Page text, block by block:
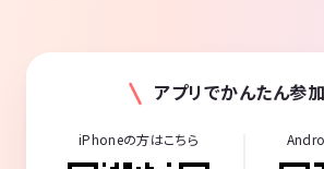
アプリでかんたん参加
iPhoneの方はこちら